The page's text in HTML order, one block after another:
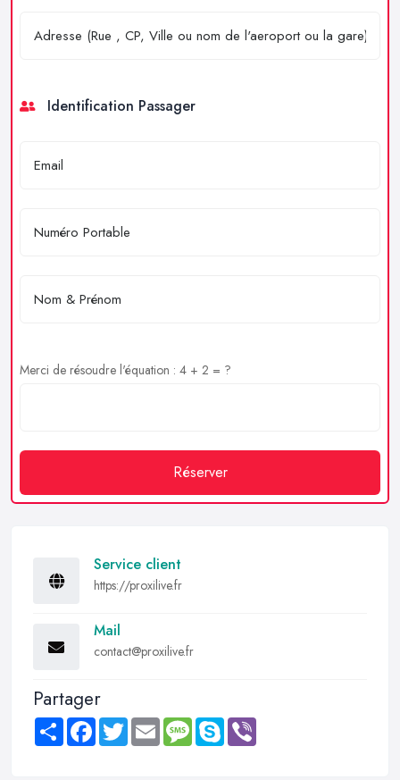
Identification Passager
Merci de résoudre l'équation : 4 + 2 = ?
Réserver
Service client
https://proxilive.fr
Mail
contact@proxilive.fr
Partager
Share FacebookTwitter Email MessageSkype